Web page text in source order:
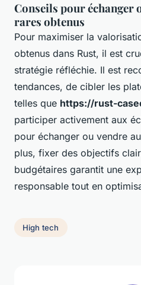
Conseils pour échanger
rares obtenus
Pour maximiser la
obtenus dans Rust, il est
stratégie réfléchie. Il est
tendances, de cibler les
telles que https://rust-
participer activement aux
pour échanger ou vendre
plus, fixer des objectifs
budgétaires garantit une
responsable tout en
High tech